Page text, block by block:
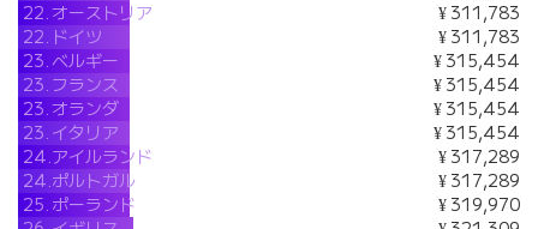
22.オーストリア
¥ 311,783
22. ドイツ
¥ 311,783
23.ベルギー
¥ 315,454
23. フランス
¥ 315,454
23.オランダ
¥ 315,454
23. イタリア
¥ 315,454
24.アイルランド
¥ 317,289
24.ポルトガル
¥ 317,289
25. ポーランド
¥ 319,970